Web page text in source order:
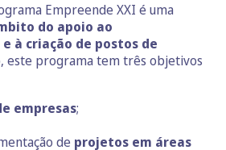
Empreende XXI é uma
do apoio ao
à criação de postos de
este programa tem três objetivos
empresas;
de projetos em áreas